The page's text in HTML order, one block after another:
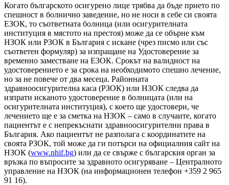
Когато българското осигурено лице трябва да бъде прието по
спешност в болнично заведение, но не носи в себе си своята
ЕЗОК, то съответната болница (или осигурителната
институция в мястото на престоя) може да се обърне към
НЗОК или РЗОК в България с искане (чрез писмо или със
съответен формуляр) за изпращане на Удостоверение за
временно заместване на ЕЗОК. Срокът на валидност на
удостоверението е за срока на необходимото спешно лечение,
но за не повече от два месеца. Районната
здравноосигурителна каса (РЗОК) или НЗОК следва да
изпрати исканото удостоверение в болницата (или на
осигурителната институция), с което ще удостовери, че
лечението ще е за сметка на НЗОК – само в случаите, когато
пациентът е с непрекъснати здравноосигурителни права в
България. Ако пациентът не разполага с координатите на
своята РЗОК, той може да ги потърси на официалния сайт на
НЗОК (www.nhif.bg) или да се свърже с българския орган за
връзка по въпросите за здравното осигуряване – Централното
управление на НЗОК (на информационен телефон +359 2 965
91 16).